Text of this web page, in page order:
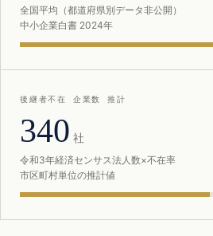
全国平均（都道府県別データ非公開）
中小企業白書 2024年
後継者不在 企業数 推計
340 社
令和3年経済センサス法人数×不在率
市区町村単位の推計値